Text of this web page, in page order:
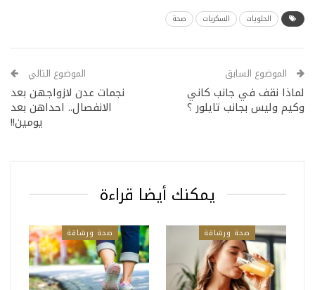
الحلويات السكريات صحة
الموضوع السابق
لماذا نقف في جانب كاني
وكيم وليس بجانب تايلور ؟
الموضوع التالي
نجمات عدن لازواجهن بعد
الانفصال.. احداهن بعد
يومين!!
يمكنك أيضا قراءة
صحة ورشاقة صحة ورشاقة